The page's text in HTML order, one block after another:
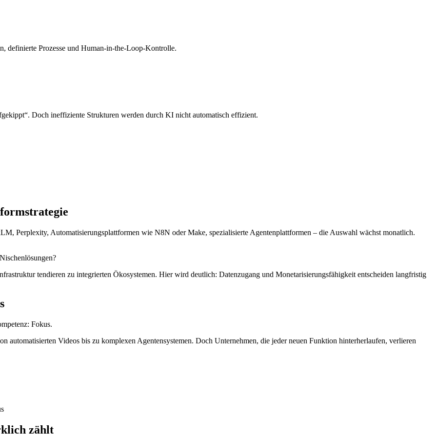
definierte Prozesse und Human-in-the-Loop-Kontrolle.
Doch ineffiziente Strukturen werden durch KI nicht automatisch effizient.
Perplexity, Automatisierungsplattformen wie N8N oder Make, spezialisierte Agentenplattformen – die Auswahl wächst monatlich.
tendieren zu integrierten Ökosystemen. Hier wird deutlich: Datenzugang und Monetarisierungsfähigkeit entscheiden langfristig
Fokus.
automatisierten Videos bis zu komplexen Agentensystemen. Doch Unternehmen, die jeder neuen Funktion hinterherlaufen, verlieren
zählt